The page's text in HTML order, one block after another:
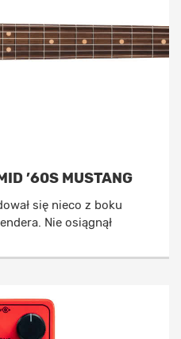
’60S MUSTANG
się nieco z boku
Nie osiągnął